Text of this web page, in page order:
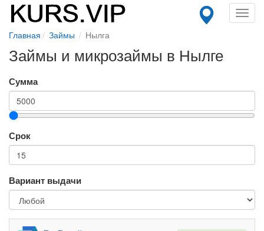
Главная Займы Нылга
Займы и микрозаймы в Нылге
Сумма
Срок
Вариант выдачи